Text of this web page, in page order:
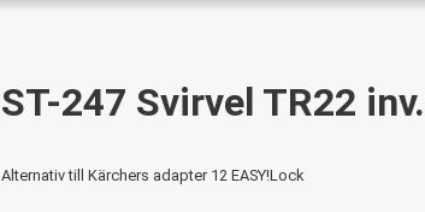
ST-247 Svirvel TR22
Alternativ till Kärchers adapter 12 EASY!Lock